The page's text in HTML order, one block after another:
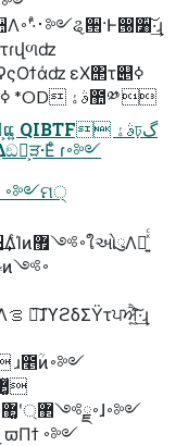
ΤʔδΣϯτରԠ୅ߦ 5&".9 ©5&".9 *OD ࣄۀ಺༰ 